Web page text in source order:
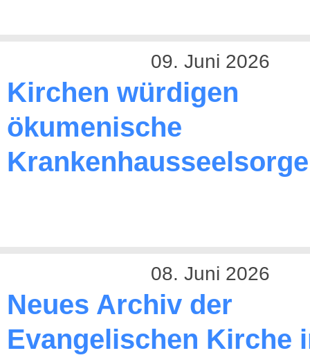
09. Juni 2026
Kirchen würdigen
ökumenische
Krankenhausseelsorge
08. Juni 2026
Neues Archiv der
Evangelischen Kirche